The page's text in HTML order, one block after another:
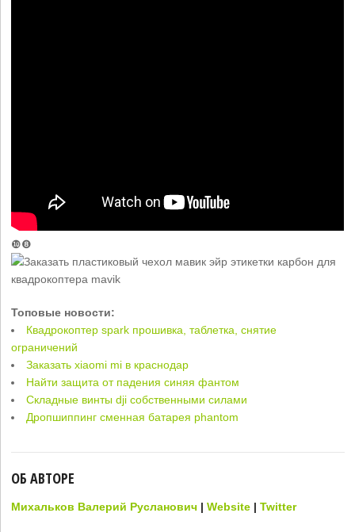
❿❽
Топовые новости:
Квадрокоптер spark прошивка, таблетка, снятие
ограничений
Заказать xiaomi mi в краснодар
Найти защита от падения синяя фантом
Складные винты dji собственными силами
Дропшиппинг сменная батарея phantom
ОБ АВТОРЕ
Михальков Валерий Русланович |Website |Twitter